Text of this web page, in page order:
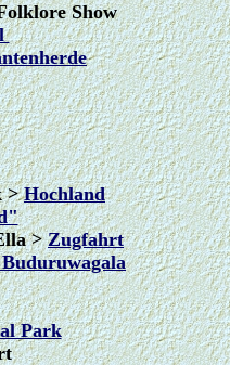
Show
>Hochland
>Zugfahrt
Park